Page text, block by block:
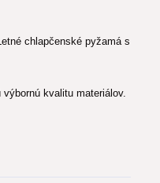
chlapčenské pyžamá s
kvalitu materiálov.